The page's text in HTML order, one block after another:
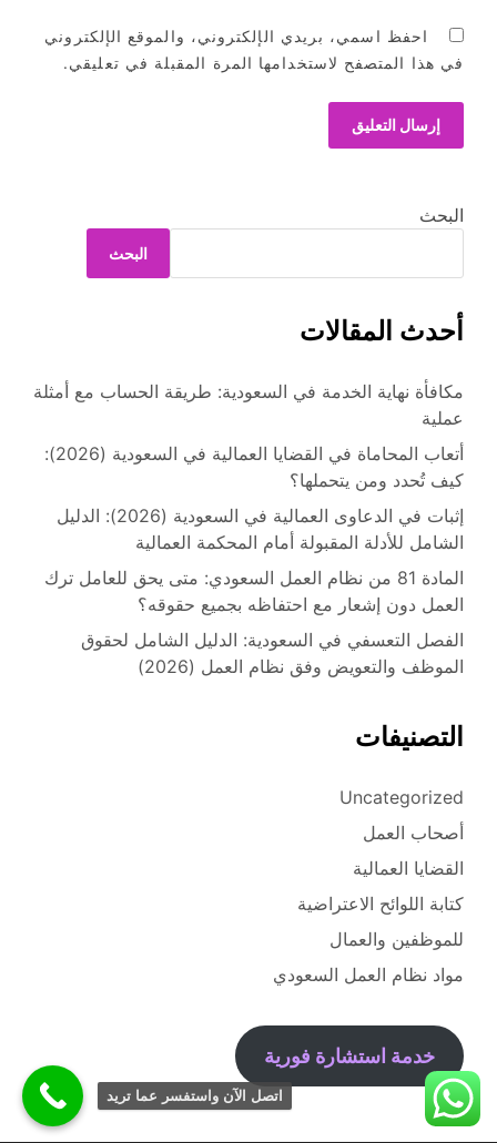
احفظ اسمي، بريدي الإلكتروني، والموقع الإلكتروني
في هذا المتصفح لاستخدامها المرة المقبلة في تعليقي.
البحث
البحث
أحدث المقالات
مكافأة نهاية الخدمة في السعودية: طريقة الحساب مع أمثلة
عملية
أتعاب المحاماة في القضايا العمالية في السعودية (2026):
كيف تُحدد ومن يتحملها؟
إثبات في الدعاوى العمالية في السعودية (2026): الدليل
الشامل للأدلة المقبولة أمام المحكمة العمالية
المادة 81 من نظام العمل السعودي: متى يحق للعامل ترك
العمل دون إشعار مع احتفاظه بجميع حقوقه؟
الفصل التعسفي في السعودية: الدليل الشامل لحقوق
الموظف والتعويض وفق نظام العمل (2026)
التصنيفات
Uncategorized
أصحاب العمل
القضايا العمالية
كتابة اللوائح الاعتراضية
للموظفين والعمال
مواد نظام العمل السعودي
خدمة استشارة فورية
اتصل الآن واستفسر عما تريد